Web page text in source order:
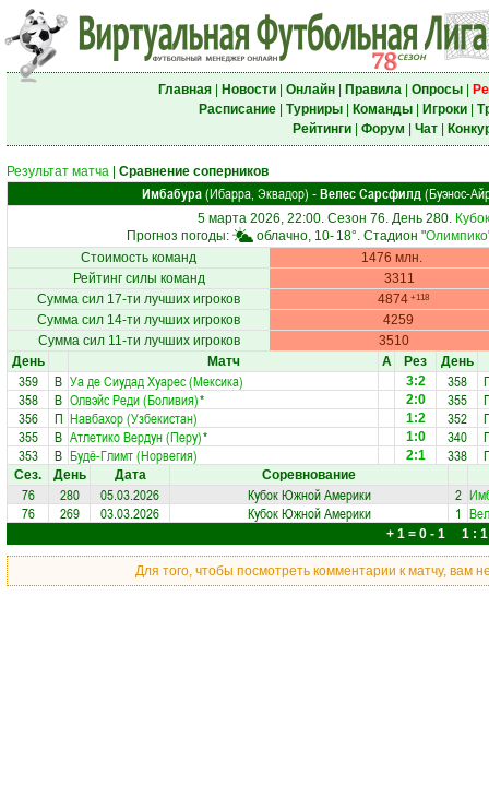
Главная| Новости| Онлайн| Правила| Опросы|
Расписание| Турниры| Команды| Игроки|
Рейтинги| Форум Чат|
Результат матча Сравнение соперников
Имбабура(Ибарра, Эквадор) - Велес Сарсфилд(Буэнос-
5 марта 2026, 22:00. Сезон 76. День 280.
Прогноз погоды:
облачно, 10- 18°. Стадион "Олимпико
Стоимость команд
1476 млн.
Рейтинг силы команд
3311
Сумма сил 17-ти лучших игроков
4874 +118
Сумма сил 14-ти лучших игроков
4259
Сумма сил 11-ти лучших игроков
3510
День
Матч А Рез
359 В Уа де Сиудад Хуарес (Мексика) 3:2
358 В Олвэйс Реди (Боливия)* 2:0
356 П Навбахор (Узбекистан) 1:2
355 В Атлетико Вердун (Перу)* 1:0
353 В Будё-Глимт (Норвегия) 2:1
День
358
355
352
340
338
Сез. День Дата Соревнование
76 280 05.03.2026 Кубок Южной Америки 2
76
269 03.03.2026 Кубок Южной Америки 1
+ 1 = 0 - 1 1 : 1
Для того, чтобы посмотреть комментарии к матчу, вам